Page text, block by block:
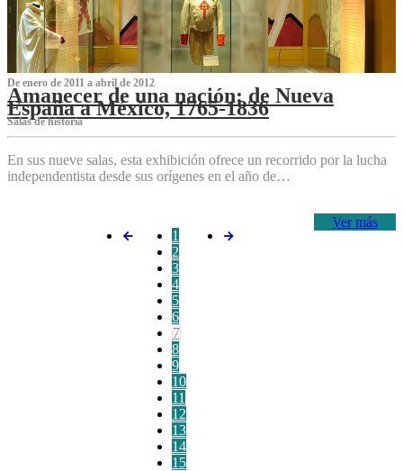
De enero de 2011 a abril de 2012
Amanecer de una nación: de Nueva
España a México, 1765-1836
Salas de historia
En sus nueve salas, esta exhibición ofrece un recorrido por la lucha
independentista desde sus orígenes en el año de…
Ver más
1
2
3
4
5
6
7
8
9
10
11
12
13
14
15